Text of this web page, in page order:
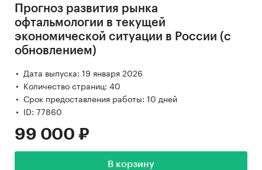
Прогноз развития рынка
офтальмологии в текущей
экономической ситуации в России (с
обновлением)
Дата выпуска: 19 января 2026
Количество страниц: 40
Срок предоставления работы: 10 дней
ID: 77860
99 000 ₽
В корзину